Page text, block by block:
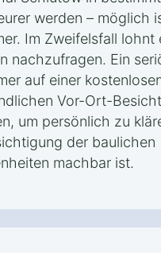
werden – möglich
Im Zweifelsfall lohnt
nachzufragen. Ein
auf einer
Vor-Ort-
um persönlich zu
der baulichen
machbar ist.